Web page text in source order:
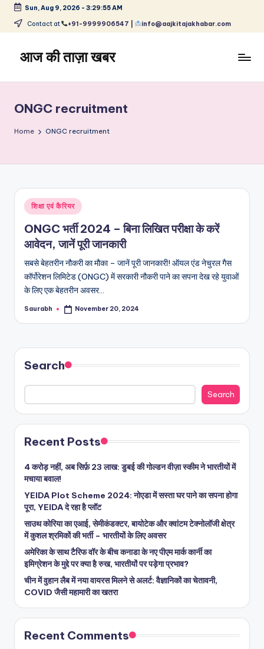
Skip
content
Sun, Aug 9, 2026 - 3:29:55 AM
Contact at +91-9999906547 | info@aajkitajakhabar.com
आज की ताज़ा खबर
ताज़ा
समाचार
–
और
विश्व
ONGC recruitment
Home ONGC recruitment
Posted
in
शिक्षा एवं कैरियर
ONGC भर्ती 2024 – बिना लिखित परीक्षा के करें
आवेदन, जानें पूरी जानकारी
सबसे बेहतरीन नौकरी का मौका – जानें पूरी जानकारी! ऑयल एंड नेचुरल गैस
कॉर्पोरेशन लिमिटेड (ONGC) में सरकारी नौकरी पाने का सपना देख रहे युवाओं
के लिए एक बेहतरीन अवसर…
Posted
Saurabh November 20, 2024
Search
Search
Recent Posts
4 करोड़ नहीं, अब सिर्फ़ 23 लाख: डुबई की गोल्डन वीज़ा स्कीम ने भारतीयों में
मचाया बवाल!
YEIDA Plot Scheme 2024: नोएडा में सस्ता घर पाने का सपना होगा
पूरा, YEIDA दे रहा है प्लॉट
साउथ कोरिया का एआई, सेमीकंडक्टर, बायोटेक और क्वांटम टेक्नोलॉजी क्षेत्र
में कुशल श्रमिकों की भर्ती – भारतीयों के लिए अवसर
अमेरिका के साथ टैरिफ वॉर के बीच कनाडा के नए पीएम मार्क कार्नी का
इमिग्रेशन के मुद्दे पर क्या है रुख, भारतीयों पर पड़ेगा प्रभाव?
चीन में वुहान लैब में नया वायरस मिलने से अलर्ट: वैज्ञानिकों का चेतावनी,
COVID जैसी महामारी का खतरा
Recent Comments